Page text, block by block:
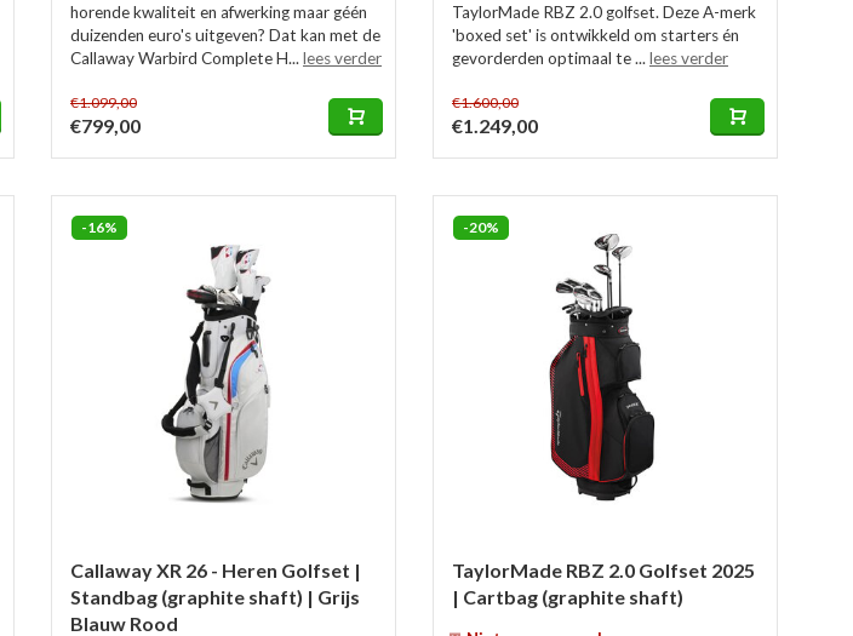
horende kwaliteit en afwerking maar géén
duizenden euro's uitgeven? Dat kan met de
Callaway Warbird Complete H... lees verder
€1.099,00
€799,00
TaylorMade RBZ 2.0 golfset. Deze A-merk
'boxed set' is ontwikkeld om starters én
gevorderden optimaal te ... lees verder
€1.600,00
€1.249,00
-16%
Callaway XR 26 - Heren Golfset |
Standbag (graphite shaft) | Grijs
Blauw Rood
-20%
TaylorMade RBZ 2.0 Golfset 2025
| Cartbag (graphite shaft)